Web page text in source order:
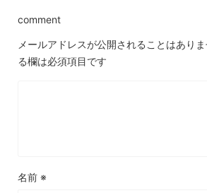
comment
メールアドレスが公開されることはありま
る欄は必須項目です
名前 ※